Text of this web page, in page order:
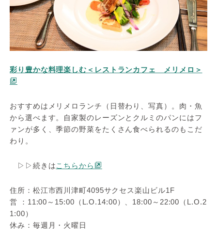
彩り豊かな料理楽しむ＜レストランカフェ メリメロ＞
おすすめはメリメロランチ（日替わり、写真）。肉・魚
から選べます。自家製のレーズンとクルミのパンにはフ
ァンが多く、季節の野菜をたくさん食べられるのもこだ
わり。
▷▷続きはこちらから
住所：松江市西川津町4095サクセス楽山ビル1F
営 ：11:00～15:00（L.O.14:00）、18:00～22:00（L.O.2
1:00）
休み：毎週月・火曜日